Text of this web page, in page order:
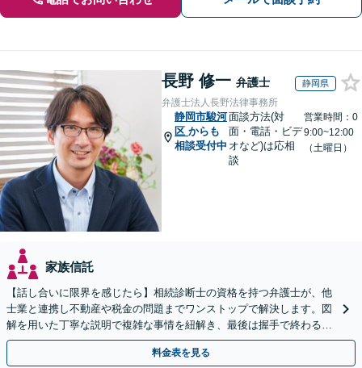
長野 修一 弁護士 静岡県
弁護士法人長野法律事務所
静岡市駿河
区 からも
相談受付中
面談方法(対
面・電話・ビデ
オなど)は応相
談
営業時間：0
9:00~12:00
（土曜日）
家族信託
【話し合いに限界を感じたら】相続診断士の資格を持つ弁護士が、他
士業と連携し不動産や税金の問題までワンストップで解決します。図
解を用いた丁寧な説明で複雑な事情を紐解き、最後は握手で終わる円
満な解決へ導きます。【東海エリア・神奈川県対応】
料金表を見る